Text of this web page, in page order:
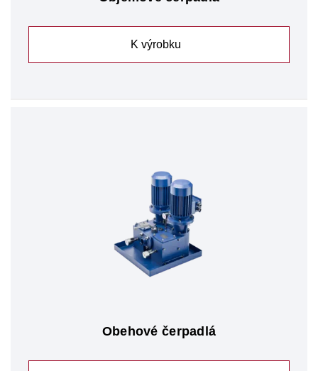
K výrobku
Obehové čerpadlá